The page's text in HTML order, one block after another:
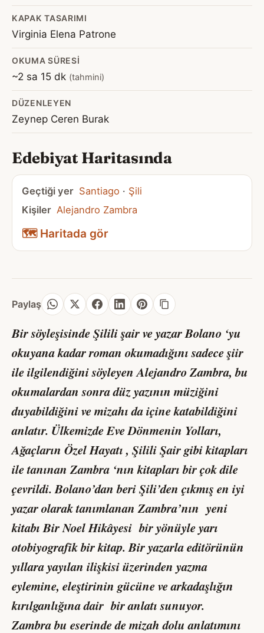
KAPAK TASARIMI
Virginia Elena Patrone
OKUMA SÜRESI
~2 sa 15 dk (tahmini)
DÜZENLEYEN
Zeynep Ceren Burak
Edebiyat Haritasında
Geçtiği yer Santiago · Şili
Kişiler Alejandro Zambra
🗺️ Haritada gör
Paylaş
Bir söyleşisinde Şilili şair ve yazar Bolano ‘yu
okuyana kadar roman okumadığını sadece şiir
ile ilgilendiğini söyleyen Alejandro Zambra, bu
okumalardan sonra düz yazının müziğini
duyabildiğini ve mizahı da içine katabildiğini
anlatır. Ülkemizde Eve Dönmenin Yolları,
Ağaçların Özel Hayatı , Şilili Şair gibi kitapları
ile tanınan Zambra ‘nın kitapları bir çok dile
çevrildi. Bolano’dan beri Şili’den çıkmış en iyi
yazar olarak tanımlanan Zambra’nın yeni
kitabı Bir Noel Hikâyesi bir yönüyle yarı
otobiyografik bir kitap. Bir yazarla editörünün
yıllara yayılan ilişkisi üzerinden yazma
eylemine, eleştirinin gücüne ve arkadaşlığın
kırılganlığına dair bir anlatı sunuyor.
Zambra bu eserinde de mizah dolu anlatımını